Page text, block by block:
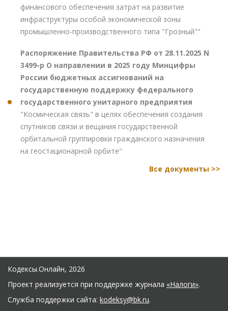
финансового обеспечения затрат на развитие
инфраструктуры особой экономической зоны
промышленно-производственного типа "Грозный""
Распоряжение Правительства РФ от 28.11.2025 N
3499-р О направлении в 2025 году Минцифры
России бюджетных ассигнований на
государственную поддержку федерального
государственного унитарного предприятия
"Космическая связь" в целях обеспечения создания
спутников связи и вещания государственной
орбитальной группировки гражданского назначения
на геостационарной орбите"
Все документы >>
Кодексы.Онлайн, 2026
Проект реализуется при поддержке журнала «Налоги».
Служба поддержки сайта: kodeksy@bk.ru.